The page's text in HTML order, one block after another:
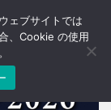
T
o
ェブサイトでは
、Cookie の使用